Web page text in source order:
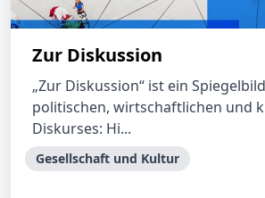
Zur Diskussion
„Zur Diskussion“ ist ein
politischen, wirtschaftlichen und
Diskurses: Hi...
Gesellschaft und Kultur